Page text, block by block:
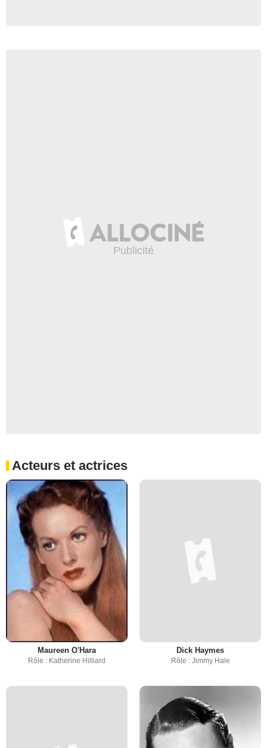
Acteurs et actrices
Maureen O'Hara
Rôle : Katherine Hilliard
Dick Haymes
Rôle : Jimmy Hale